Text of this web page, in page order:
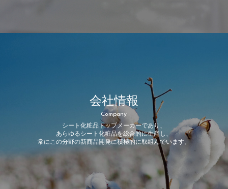
会社情報
Company
シート化粧品トップメーカーであり、
あらゆるシート化粧品を総合的に生産し、
常にこの分野の新商品開発に積極的に取組んでいます。